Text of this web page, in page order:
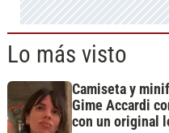
Lo más visto
Camiseta y
Gime Accardi
con un original